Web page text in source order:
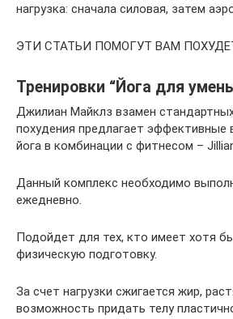
нагрузка: сначала силовая, затем
ЭТИ СТАТЬИ ПОМОГУТ ВАМ
Тренировки “Йога для
Джилиан Майклз взамен
похудения предлагает эффективные
йога в комбинации с фитнесом –
Данный комплекс необходимо
ежедневно.
Подойдет для тех, кто имеет хотя
физическую подготовку.
За счет нагрузки сжигается жир,
возможность придать телу